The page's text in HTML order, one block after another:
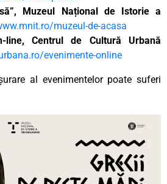
Muzeul Național de Istorie a
muzeul-de-acasa
line, Centrul de Cultură Urbană
evenimente-online
al evenimentelor poate suferi